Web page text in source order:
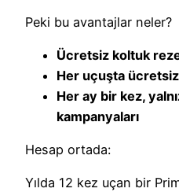
Peki bu avantajlar neler?
Ücretsiz koltuk
Her uçuşta
Her ay bir kez,
kampanyaları
Hesap ortada:
Yılda 12 kez uçan bir